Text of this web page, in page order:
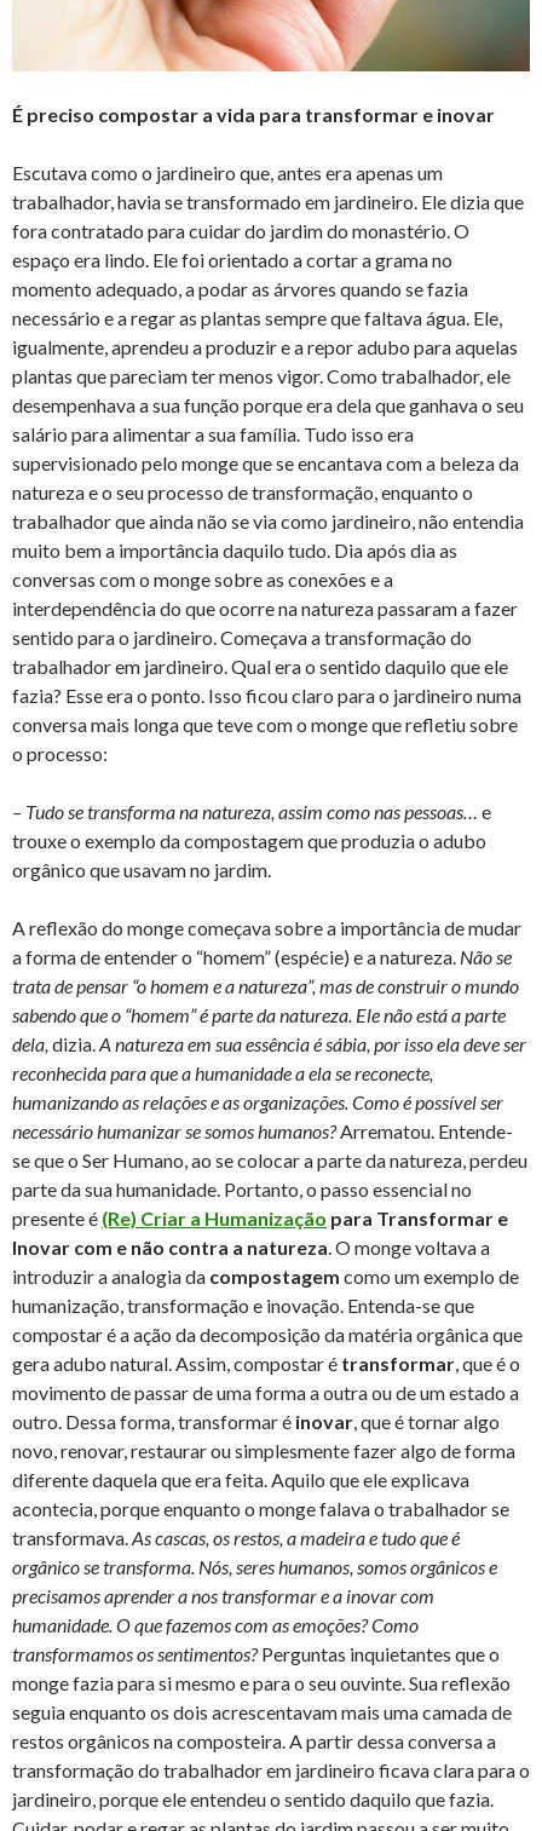
É preciso compostar a vida para transformar e inovar
Escutava como o jardineiro que, antes era apenas um
trabalhador, havia se transformado em jardineiro. Ele dizia que
fora contratado para cuidar do jardim do monastério. O
espaço era lindo. Ele foi orientado a cortar a grama no
momento adequado, a podar as árvores quando se fazia
necessário e a regar as plantas sempre que faltava água. Ele,
igualmente, aprendeu a produzir e a repor adubo para aquelas
plantas que pareciam ter menos vigor. Como trabalhador, ele
desempenhava a sua função porque era dela que ganhava o seu
salário para alimentar a sua família. Tudo isso era
supervisionado pelo monge que se encantava com a beleza da
natureza e o seu processo de transformação, enquanto o
trabalhador que ainda não se via como jardineiro, não entendia
muito bem a importância daquilo tudo. Dia após dia as
conversas com o monge sobre as conexões e a
interdependência do que ocorre na natureza passaram a fazer
sentido para o jardineiro. Começava a transformação do
trabalhador em jardineiro. Qual era o sentido daquilo que ele
fazia? Esse era o ponto. Isso ficou claro para o jardineiro numa
conversa mais longa que teve com o monge que refletiu sobre
o processo:
– Tudo se transforma na natureza, assim como nas pessoas… e
trouxe o exemplo da compostagem que produzia o adubo
orgânico que usavam no jardim.
A reflexão do monge começava sobre a importância de mudar
a forma de entender o “homem” (espécie) e a natureza. Não se
trata de pensar “o homem e a natureza”, mas de construir o mundo
sabendo que o “homem” é parte da natureza. Ele não está a parte
dela, dizia.A natureza em sua essência é sábia, por isso ela deve ser
reconhecida para que a humanidade a ela se reconecte,
humanizando as relações e as organizações. Como é possível ser
necessário humanizar se somos humanos?Arrematou. Entende-
se que o Ser Humano, ao se colocar a parte da natureza, perdeu
parte da sua humanidade. Portanto, o passo essencial no
presente é (Re) Criar a Humanização para Transformar e
Inovar com e não contra a natureza. O monge voltava a
introduzir a analogia da compostagem como um exemplo de
humanização, transformação e inovação. Entenda-se que
compostar é a ação da decomposição da matéria orgânica que
gera adubo natural. Assim, compostar é transformar, que é o
movimento de passar de uma forma a outra ou de um estado a
outro. Dessa forma, transformar é inovar, que é tornar algo
novo, renovar, restaurar ou simplesmente fazer algo de forma
diferente daquela que era feita. Aquilo que ele explicava
acontecia, porque enquanto o monge falava o trabalhador se
transformava.As cascas, os restos, a madeira e tudo que é
orgânico se transforma. Nós, seres humanos, somos orgânicos e
precisamos aprender a nos transformar e a inovar com
humanidade. O que fazemos com as emoções? Como
transformamos os sentimentos?Perguntas inquietantes que o
monge fazia para si mesmo e para o seu ouvinte. Sua reflexão
seguia enquanto os dois acrescentavam mais uma camada de
restos orgânicos na composteira. A partir dessa conversa a
transformação do trabalhador em jardineiro ficava clara para o
jardineiro, porque ele entendeu o sentido daquilo que fazia.